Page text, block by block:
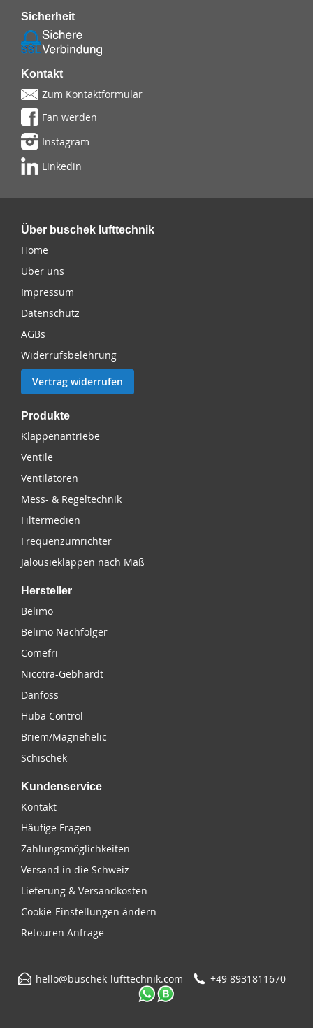
Sicherheit
Kontakt
Zum Kontaktformular
Fan werden
Instagram
Linkedin
Über buschek lufttechnik
Home
Über uns
Impressum
Datenschutz
AGBs
Widerrufsbelehrung
Vertrag widerrufen
Produkte
Klappenantriebe
Ventile
Ventilatoren
Mess- & Regeltechnik
Filtermedien
Frequenzumrichter
Jalousieklappen nach Maß
Hersteller
Belimo
Belimo Nachfolger
Comefri
Nicotra-Gebhardt
Danfoss
Huba Control
Briem/Magnehelic
Schischek
Kundenservice
Kontakt
Häufige Fragen
Zahlungsmöglichkeiten
Versand in die Schweiz
Lieferung & Versandkosten
Cookie-Einstellungen ändern
Retouren Anfrage
hello@buschek-lufttechnik.com +49 8931811670